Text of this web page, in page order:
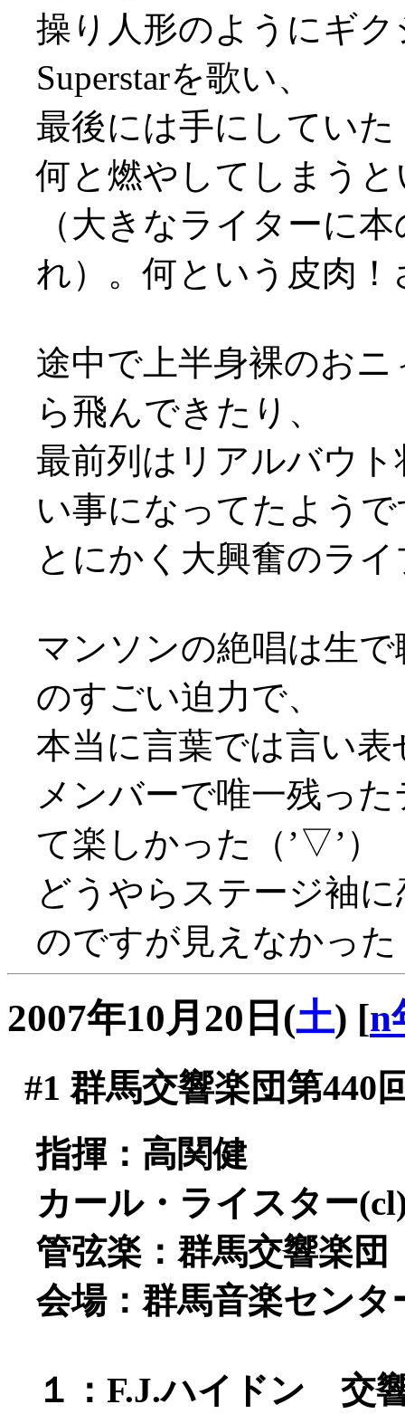
操り人形のようにギ
Superstarを歌い、
最後には手にしてい
何と燃やしてしまう
（大きなライターに
れ）。何という皮肉
途中で上半身裸のお
ら飛んできたり、
最前列はリアルバウ
い事になってたよう
とにかく大興奮のラ
マンソンの絶唱は生
のすごい迫力で、
本当に言葉では言い
メンバーで唯一残っ
て楽しかった（’▽’）
どうやらステージ袖
のですが見えなかっ
2007年10月20日(土) [n
#1 群馬交響楽団第440
指揮：高関健
カール・ライスター
管弦楽：群馬交響楽団
会場：群馬音楽センタ
１：F.J.ハイドン 交